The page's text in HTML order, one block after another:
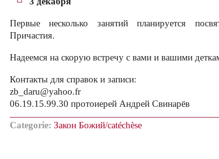
Первые несколько занятий планируется
Причастия.
Надеемся на скорую встречу с вами и вашими
Контакты для справок и записи:
zb_daru@yahoo.fr
06.19.15.99.30 протоиерей Андрей Свинарёв
Categorie: Закон Божий/catéchèse